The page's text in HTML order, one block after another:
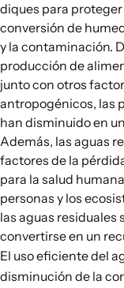
diques para proteger
conversión de
y la contaminación.
producción de
junto con otros
antropogénicos, las
han disminuido en
Además, las aguas
factores de la
para la salud
personas y los
las aguas
convertirse en un
El uso eficiente del
disminución de la